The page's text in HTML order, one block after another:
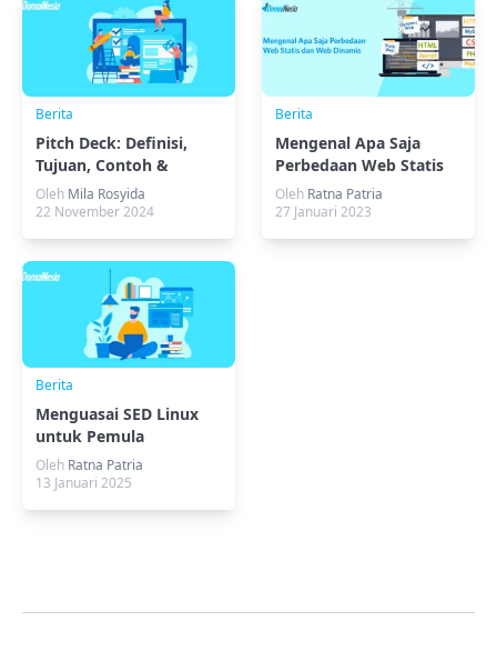
Berita
Pitch Deck: Definisi,
Tujuan, Contoh &
Strukturnya
Oleh Mila Rosyida
22 November 2024
Berita
Mengenal Apa Saja
Perbedaan Web Statis
dan Web Dinamis
Oleh Ratna Patria
27 Januari 2023
Berita
Menguasai SED Linux
untuk Pemula
Oleh Ratna Patria
13 Januari 2025